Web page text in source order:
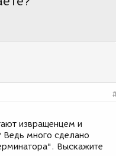
извращенцем и
Ведь много сделано
Выскажите